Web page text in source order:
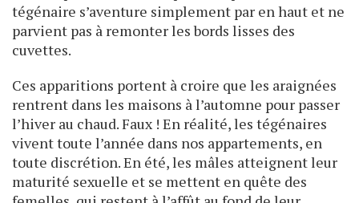
tégénaire s’aventure simplement par en haut et ne
parvient pas à remonter les bords lisses des
cuvettes.
Ces apparitions portent à croire que les araignées
rentrent dans les maisons à l’automne pour passer
l’hiver au chaud. Faux ! En réalité, les tégénaires
vivent toute l’année dans nos appartements, en
toute discrétion. En été, les mâles atteignent leur
maturité sexuelle et se mettent en quête des